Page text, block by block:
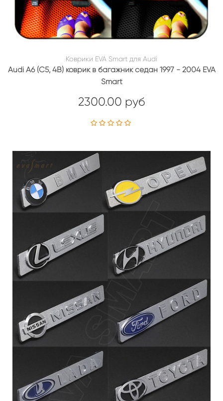
Коврики EVA Smart для Audi
Audi A6 (C5, 4B) коврик в багажник седан 1997 - 2004 EVA
Smart
2300.00 руб